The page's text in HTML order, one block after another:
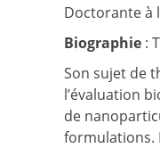
Doctorante à
Biographie :
Son sujet de
l’évaluation
de
formulations.